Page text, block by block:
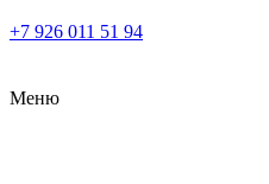
+7 926 011 51 94
Меню